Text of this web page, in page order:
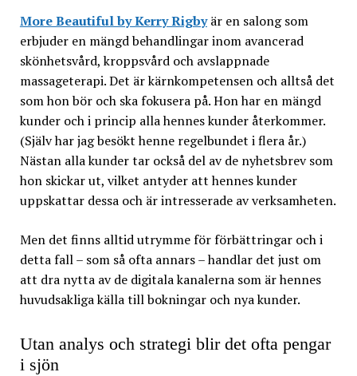
More Beautiful by Kerry Rigbyär en salong som
erbjuder en mängd behandlingar inom avancerad
skönhetsvård, kroppsvård och avslappnade
massageterapi. Det är kärnkompetensen och alltså det
som hon bör och ska fokusera på. Hon har en mängd
kunder och i princip alla hennes kunder återkommer.
(Själv har jag besökt henne regelbundet i flera år.)
Nästan alla kunder tar också del av de nyhetsbrev som
hon skickar ut, vilket antyder att hennes kunder
uppskattar dessa och är intresserade av verksamheten.
Men det finns alltid utrymme för förbättringar och i
detta fall – som så ofta annars – handlar det just om
att dra nytta av de digitala kanalerna som är hennes
huvudsakliga källa till bokningar och nya kunder.
Utan analys och strategi blir det ofta pengar
i sjön